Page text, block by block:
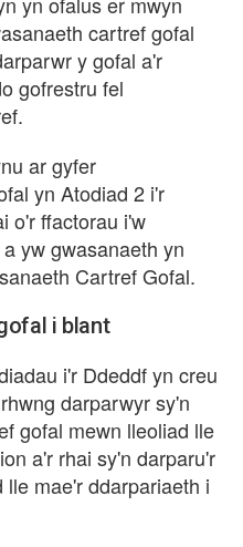
cartref gofal
y gofal a'r
gofrestru fel
ar gyfer
yn Atodiad 2 i'r
o'r ffactorau i'w
yw gwasanaeth yn
Cartref Gofal.
i blant
i'r Ddeddf yn creu
darparwyr sy'n
gofal mewn lleoliad lle
a'r rhai sy'n darparu'r
mae'r ddarpariaeth i